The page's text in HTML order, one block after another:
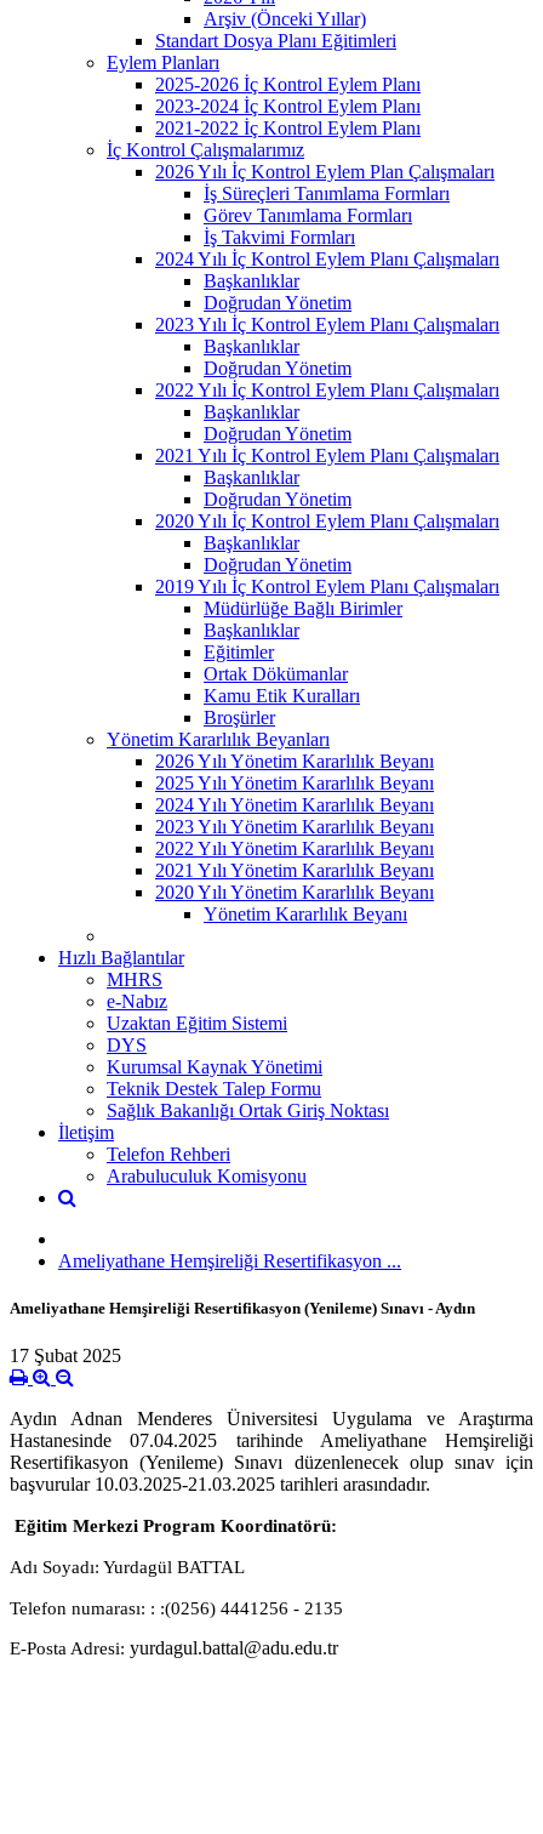
Arşiv (Önceki Yıllar)
Standart Dosya Planı Eğitimleri
Eylem Planları
2025-2026 İç Kontrol Eylem Planı
2023-2024 İç Kontrol Eylem Planı
2021-2022 İç Kontrol Eylem Planı
İç Kontrol Çalışmalarımız
2026 Yılı İç Kontrol Eylem Plan Çalışmaları
İş Süreçleri Tanımlama Formları
Görev Tanımlama Formları
İş Takvimi Formları
2024 Yılı İç Kontrol Eylem Planı Çalışmaları
Başkanlıklar
Doğrudan Yönetim
2023 Yılı İç Kontrol Eylem Planı Çalışmaları
Başkanlıklar
Doğrudan Yönetim
2022 Yılı İç Kontrol Eylem Planı Çalışmaları
Başkanlıklar
Doğrudan Yönetim
2021 Yılı İç Kontrol Eylem Planı Çalışmaları
Başkanlıklar
Doğrudan Yönetim
2020 Yılı İç Kontrol Eylem Planı Çalışmaları
Başkanlıklar
Doğrudan Yönetim
2019 Yılı İç Kontrol Eylem Planı Çalışmaları
Müdürlüğe Bağlı Birimler
Başkanlıklar
Eğitimler
Ortak Dökümanlar
Kamu Etik Kuralları
Broşürler
Yönetim Kararlılık Beyanları
2026 Yılı Yönetim Kararlılık Beyanı
2025 Yılı Yönetim Kararlılık Beyanı
2024 Yılı Yönetim Kararlılık Beyanı
2023 Yılı Yönetim Kararlılık Beyanı
2022 Yılı Yönetim Kararlılık Beyanı
2021 Yılı Yönetim Kararlılık Beyanı
2020 Yılı Yönetim Kararlılık Beyanı
Yönetim Kararlılık Beyanı
Hızlı Bağlantılar
MHRS
e-Nabız
Uzaktan Eğitim Sistemi
DYS
Kurumsal Kaynak Yönetimi
Teknik Destek Talep Formu
Sağlık Bakanlığı Ortak Giriş Noktası
İletişim
Telefon Rehberi
Arabuluculuk Komisyonu
Ameliyathane Hemşireliği Resertifikasyon ...
Ameliyathane Hemşireliği Resertifikasyon (Yenileme) Sınavı - Aydın
17 Şubat 2025
Aydın Adnan Menderes Üniversitesi Uygulama ve Araştırma
Hastanesinde 07.04.2025 tarihinde Ameliyathane Hemşireliği
Resertifikasyon (Yenileme) Sınavı düzenlenecek olup sınav için
başvurular 10.03.2025-21.03.2025 tarihleri arasındadır.
Eğitim Merkezi Program Koordinatörü:
Adı Soyadı: Yurdagül BATTAL
Telefon numarası: : :(0256) 4441256 - 2135
E-Posta Adresi: yurdagul.battal@adu.edu.tr